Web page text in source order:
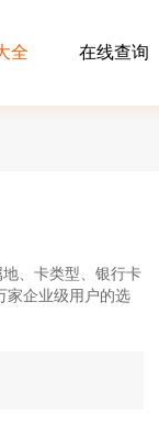
全 在线查询
、卡类型、银行卡
家企业级用户的选